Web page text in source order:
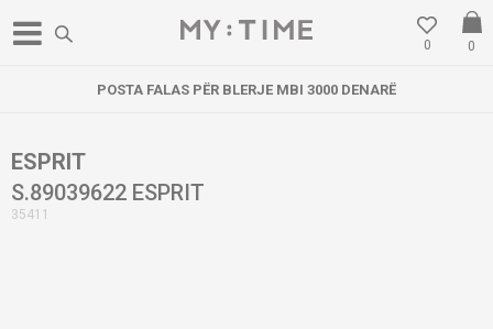
0
0
POSTA FALAS PËR BLERJE MBI 3000 DENARË
ESPRIT
S.89039622 ESPRIT
35411